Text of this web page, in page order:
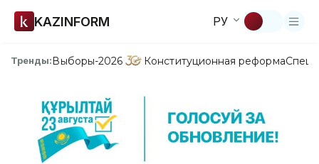
KAZINFORM РУ
Тренды:Выборы-2026 Конституционная реформа